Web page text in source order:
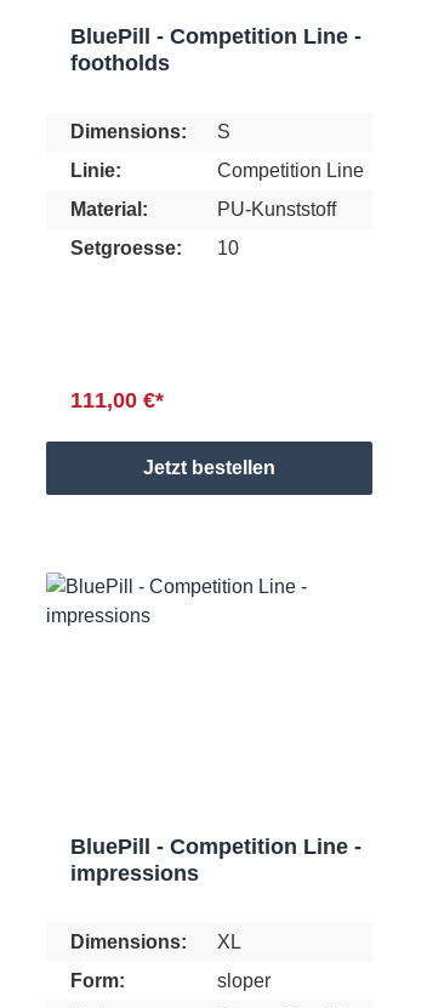
BluePill - Competition Line -
footholds
Dimensions:
S
Linie:
Competition Line
Material:
PU-Kunststoff
Setgroesse:
10
111,00 €*
Jetzt bestellen
BluePill - Competition Line -
impressions
Dimensions:
XL
Form:
sloper